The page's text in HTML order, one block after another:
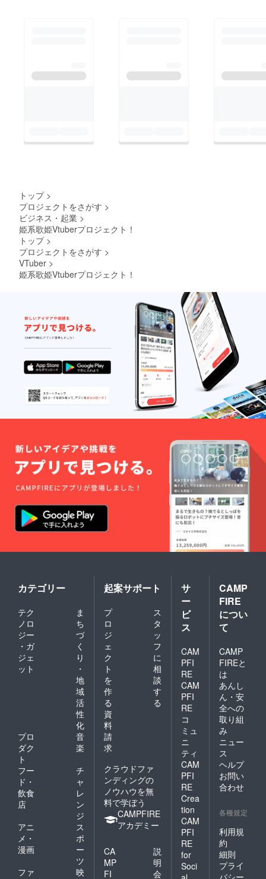
トップ >
プロジェクトをさがす >
ビジネス・起業 >
姫系歌姫Vtuberプロジェクト！
トップ >
プロジェクトをさがす >
VTuber >
姫系歌姫Vtuberプロジェクト！
カテゴリー
テク
ノロ
ジー
・ガ
ジェ
ット
ま
ち
づ
く
り
・
地
域
活
性
化
プロ
ダク
ト
音
楽
フー
ド・
飲食
店
チ
ャ
レ
ン
ジ
アニ
メ・
漫画
ス
ポ
ー
ツ
ファ
映
起案サポート
プ
ロ
ジ
ェ
ク
ト
を
作
る
ス
タ
ッ
フ
に
相
談
す
る
資
料
請
求
クラウドファ
ンディングの
ノウハウを無
料で学ぼう
CAMPFIRE
アカデミー
CA
MP
FI
説
明
会
サ
ー
ビ
ス
CAM
PFI
RE
CAM
PFI
RE
コ
ミュ
ニ
ティ
CAM
PFI
RE
Crea
tion
CAM
PFI
RE
for
Soci
CAMP
FIRE
につい
て
CAMP
FIREと
は
あんし
ん・安
全への
取り組
み
ニュー
ス
ヘルプ
お問い
合わせ
各種規定
利用規
約
細則
プライ
バシー